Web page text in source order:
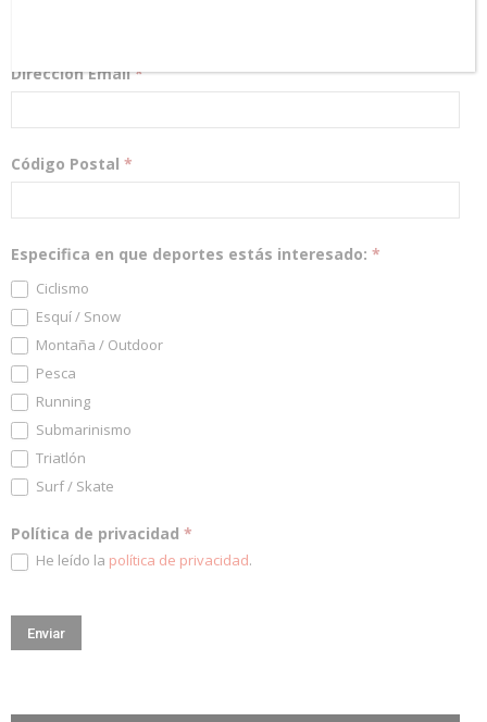
Dirección Email*
Código Postal *
Especifica en que deportes estás interesado: *
Ciclismo
Esquí / Snow
Montaña / Outdoor
Pesca
Running
Submarinismo
Triatlón
Surf / Skate
Política de privacidad *
He leído la política de privacidad.